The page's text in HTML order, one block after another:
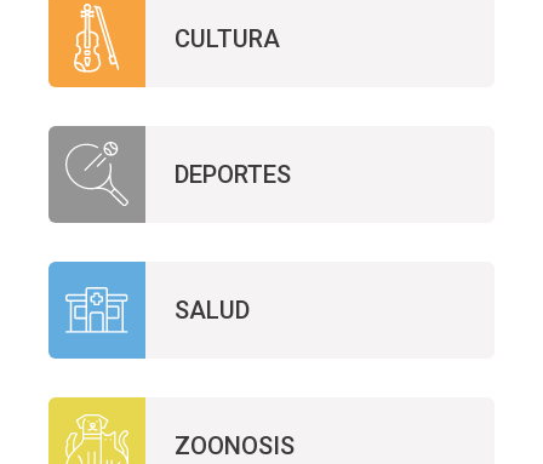
CULTURA
DEPORTES
SALUD
ZOONOSIS